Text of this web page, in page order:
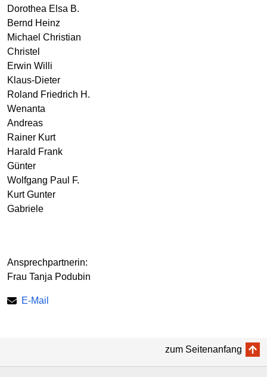
Dorothea Elsa B.
Bernd Heinz
Michael Christian
Christel
Erwin Willi
Klaus-Dieter
Roland Friedrich H.
Wenanta
Andreas
Rainer Kurt
Harald Frank
Günter
Wolfgang Paul F.
Kurt Gunter
Gabriele
Ansprechpartnerin:
Frau Tanja Podubin
E-Mail
zum Seitenanfang